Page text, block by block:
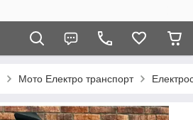
Мото Електро транспорт